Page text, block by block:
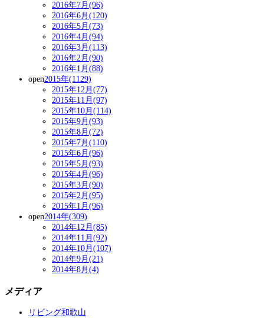
2016年7月(96)
2016年6月(120)
2016年5月(73)
2016年4月(94)
2016年3月(113)
2016年2月(90)
2016年1月(88)
open2015年(1129)
2015年12月(77)
2015年11月(97)
2015年10月(114)
2015年9月(93)
2015年8月(72)
2015年7月(110)
2015年6月(96)
2015年5月(93)
2015年4月(96)
2015年3月(90)
2015年2月(95)
2015年1月(96)
open2014年(309)
2014年12月(85)
2014年11月(92)
2014年10月(107)
2014年9月(21)
2014年8月(4)
メディア
リビング和歌山